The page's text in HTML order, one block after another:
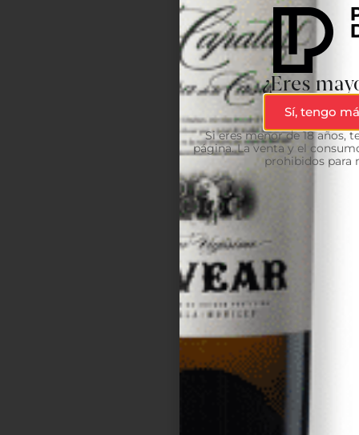
¿Eres
Sí, tengo
Si eres menor de 18 años,
página. La venta y el
prohibidos para